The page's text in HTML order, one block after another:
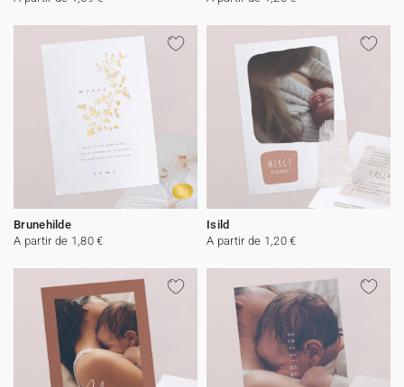
Or
Brunehilde
A partir de 1,80 €
Isild
A partir de 1,20 €